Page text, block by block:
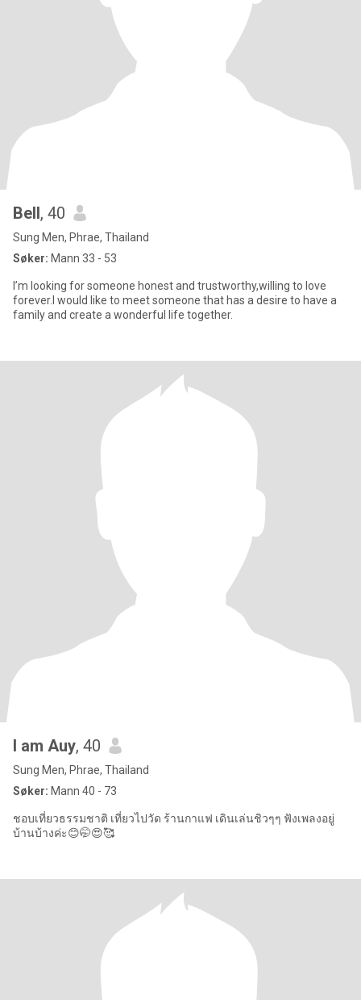
Bell, 40
Sung Men, Phrae, Thailand
Søker: Mann 33 - 53
I’m looking for someone honest and trustworthy,willing to love
forever.I would like to meet someone that has a desire to have a
family and create a wonderful life together.
l am Auy, 40
Sung Men, Phrae, Thailand
Søker: Mann 40 - 73
ชอบเที่ยวธรรมชาติ เที่ยวไปวัด ร้านกาแฟ เดินเล่นชิวๆๆ ฟังเพลงอยู่
บ้านบ้างค่ะ😊🤭😍🥰